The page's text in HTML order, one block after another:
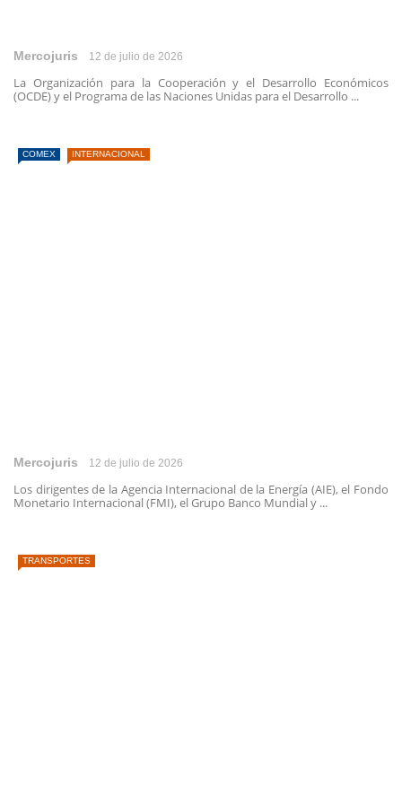
Mercojuris 12 de julio de 2026
La Organización para la Cooperación y el Desarrollo Económicos
(OCDE) y el Programa de las Naciones Unidas para el Desarrollo ...
COMEX INTERNACIONAL
Mercojuris 12 de julio de 2026
Los dirigentes de la Agencia Internacional de la Energía (AIE), el Fondo
Monetario Internacional (FMI), el Grupo Banco Mundial y ...
TRANSPORTES